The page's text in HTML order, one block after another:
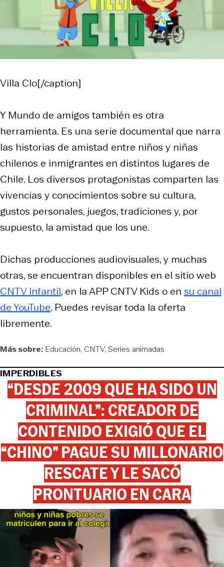
Villa Clo[/caption]
Y Mundo de amigostambién es otra
herramienta. Es una serie documental que narra
las historias de amistad entre niños y niñas
chilenos e inmigrantes en distintos lugares de
Chile. Los diversos protagonistas comparten las
vivencias y conocimientos sobre su cultura,
gustos personales, juegos, tradiciones y, por
supuesto, la amistad que los une.
Dichas producciones audiovisuales, y muchas
otras, se encuentran disponibles en el sitio web
CNTV Infantil, en la APP CNTV Kids o en su canal
de YouTube. Puedes revisar toda la oferta
libremente.
Más sobre: Educación CNTV Series animadas
IMPERDIBLES
“DESDE 2009 QUE HA SIDO UN
CRIMINAL”: CREADOR DE
CONTENIDO EXIGIÓ QUE EL
“CHINO” PAGUE SU MILLONARIO
RESCATE Y LE SACÓ
PRONTUARIO EN CARA